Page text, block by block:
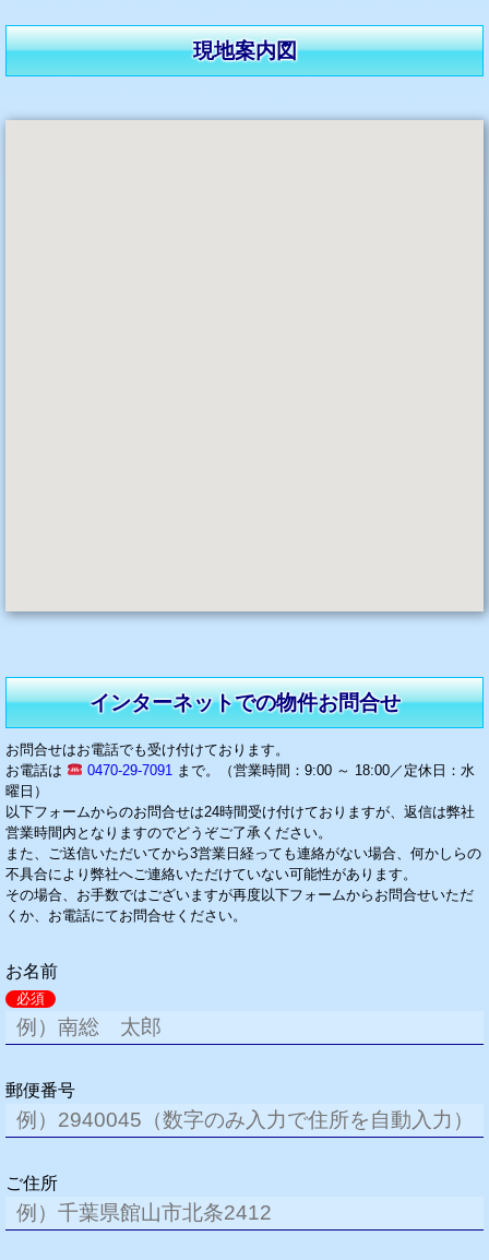
現地案内図
インターネットでの物件お問合せ
お問合せはお電話でも受け付けております。
お電話は
0470-29-7091まで。（営業時間：9:00 ～ 18:00／定休日：水
曜日）
以下フォームからのお問合せは24時間受け付けておりますが、返信は弊社
営業時間内となりますのでどうぞご了承ください。
また、ご送信いただいてから3営業日経っても連絡がない場合、何かしらの
不具合により弊社へご連絡いただけていない可能性があります。
その場合、お手数ではございますが再度以下フォームからお問合せいただ
くか、お電話にてお問合せください。
お名前
必須
郵便番号
ご住所